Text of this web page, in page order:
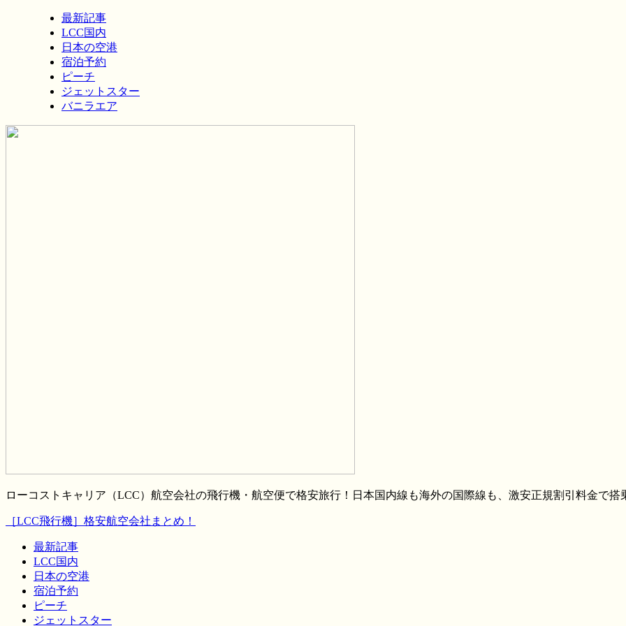
最新記事
LCC国内
日本の空港
宿泊予約
ピーチ
ジェットスター
バニラエア
ローコストキャリア（LCC）航空会社の飛行機・航空便で格安旅行！日本国内線も海外の国際線も、激安正規割引料金で搭
［LCC飛行機］格安航空会社まとめ！
最新記事
LCC国内
日本の空港
宿泊予約
ピーチ
ジェットスター